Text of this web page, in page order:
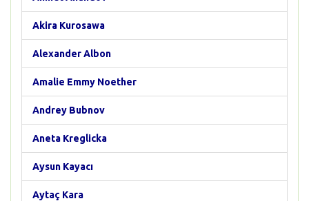
Akira Kurosawa
Alexander Albon
Amalie Emmy Noether
Andrey Bubnov
Aneta Kreglicka
Aysun Kayacı
Aytaç Kara